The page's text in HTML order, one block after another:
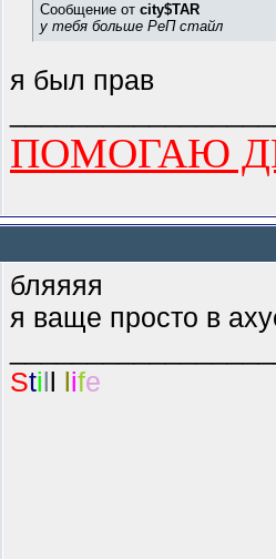
Сообщение от city$TAR
у тебя больше РеП стайл
я был прав
ПОМОГАЮ
бляяяя
я ваще просто в
Still life